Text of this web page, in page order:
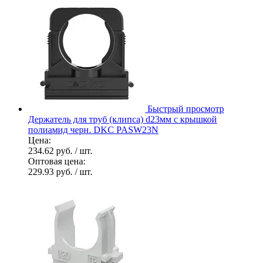
Быстрый просмотр
Держатель для труб (клипса) d23мм с крышкой
полиамид черн. DKC PASW23N
Цена:
234.62 руб. / шт.
Оптовая цена:
229.93 руб. / шт.